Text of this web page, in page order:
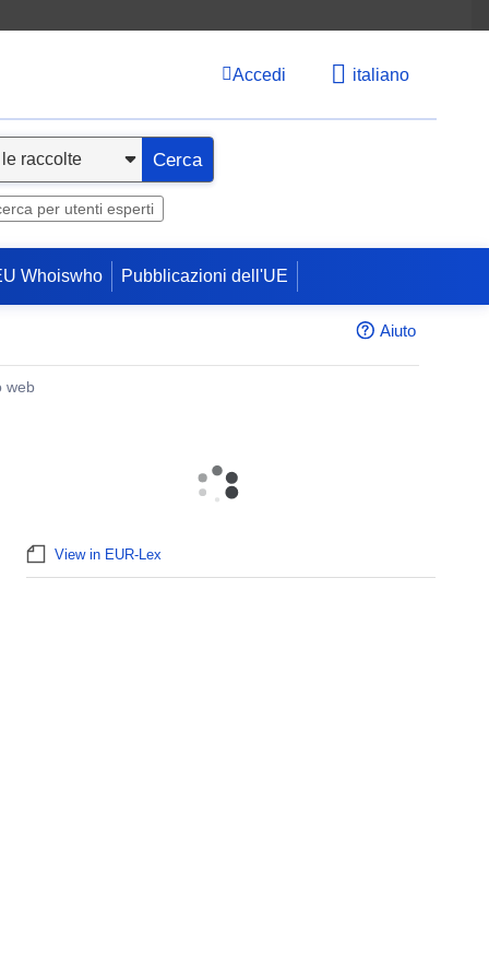
Accedi italiano
Cerca
per utenti esperti
Whoiswho Pubblicazioni dell'UE
Aiuto
web
View in EUR-Lex